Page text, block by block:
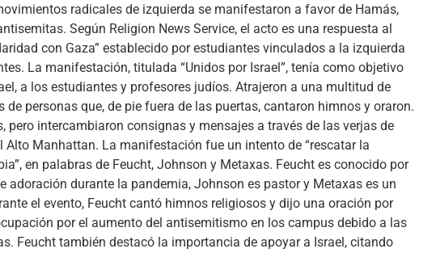
radicales de izquierda se manifestaron a favor de Hamás,
Según Religion News Service, el acto es una respuesta al
con Gaza” establecido por estudiantes vinculados a la izquierda
La manifestación, titulada “Unidos por Israel”, tenía como objetivo
a los estudiantes y profesores judíos. Atrajeron a una multitud de
de personas que, de pie fuera de las puertas, cantaron himnos y oraron.
pero intercambiaron consignas y mensajes a través de las verjas de
Alto Manhattan. La manifestación fue un intento de “rescatar la
en palabras de Feucht, Johnson y Metaxas. Feucht es conocido por
adoración durante la pandemia, Johnson es pastor y Metaxas es un
el evento, Feucht cantó himnos religiosos y dijo una oración por
por el aumento del antisemitismo en los campus debido a las
Feucht también destacó la importancia de apoyar a Israel, citando